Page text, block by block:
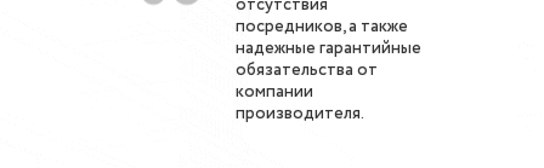
отсутствия
посредников, а также
надежные гарантийные
обязательства от
компании
производителя.